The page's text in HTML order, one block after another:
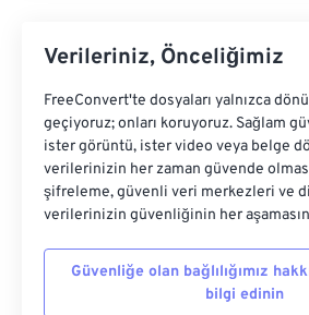
Verileriniz, Önceliğimiz
FreeConvert'te dosyaları yalnızca
geçiyoruz; onları koruyoruz. Sağlam
ister görüntü, ister video veya belge
verilerinizin her zaman güvende
şifreleme, güvenli veri merkezleri ve
verilerinizin güvenliğinin her
Güvenliğe olan bağlılığımız
bilgi edinin